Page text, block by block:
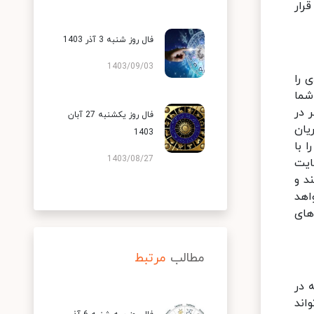
را
در
با
و
در
فال روز شنبه 3 آذر 1403
1403/09/03
فال روز یکشنبه 27 آبان
1403
1403/08/27
مطالب مرتبط